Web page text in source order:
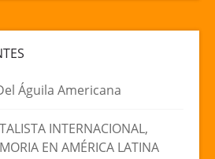
Águila Americana
INTERNACIONAL,
EN AMÉRICA LATINA